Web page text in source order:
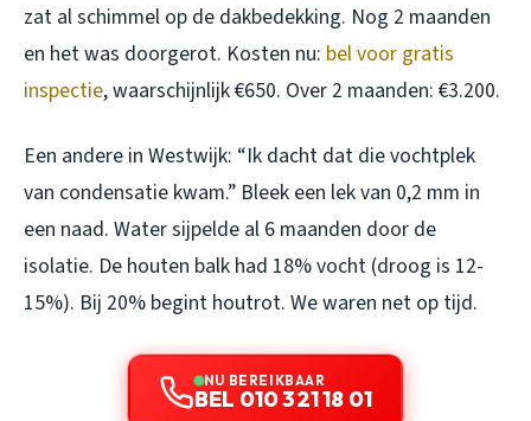
zat al schimmel op de dakbedekking. Nog 2 maanden
en het was doorgerot. Kosten nu: bel voor gratis
inspectie, waarschijnlijk €650. Over 2 maanden: €3.200.
Een andere in Westwijk: “Ik dacht dat die vochtplek
van condensatie kwam.” Bleek een lek van 0,2 mm in
een naad. Water sijpelde al 6 maanden door de
isolatie. De houten balk had 18% vocht (droog is 12-
15%). Bij 20% begint houtrot. We waren net op tijd.
NU BEREIKBAAR
BEL 010 321 18 01